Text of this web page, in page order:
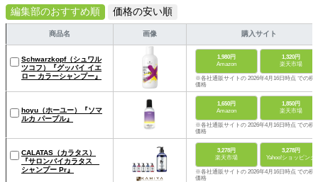
編集部のおすすめ順
価格の安い順
商品名 画像 購入サイト
Schwarzkopf（シュワル
ツコフ）『グッバイ イエ
ロー カラーシャンプー』
1,980円
Amazon
1,320円
楽天市場
※各社通販サイトの 2026年4月16日時点 での税
価格
hoyu（ホーユー）『ソマ
ルカ パープル』
1,650円
Amazon
1,850円
楽天市場
※各社通販サイトの 2026年4月16日時点 での税
価格
CALATAS（カラタス）
『サロンバイカラタス
シャンプー Pr』
3,278円
楽天市場
3,278円
Yahoo!ショッピング
※各社通販サイトの 2026年4月16日時点 での税
価格